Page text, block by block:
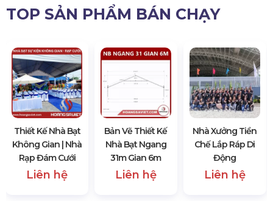
TOP SẢN PHẨM BÁN CHẠY
Thiết Kế Nhà Bạt
Không Gian | Nhà
Rạp Đám Cưới
Liên hệ
Bản Vẽ Thiết Kế
Nhà Bạt Ngang
31m Gian 6m
Liên hệ
Nhà Xưởng Tiền
Chế Lắp Ráp Di
Động
Liên hệ